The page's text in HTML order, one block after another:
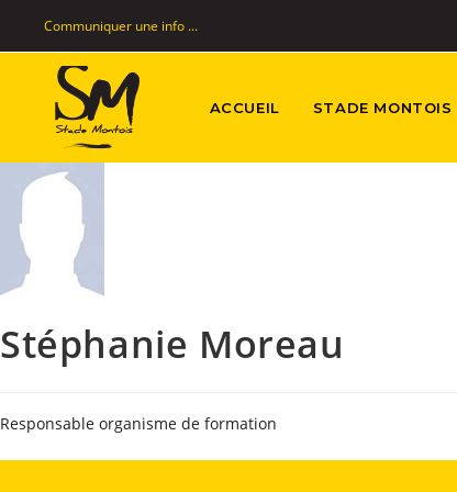
Communiquer une info ...
ACCUEIL STADE MONTOIS
Stéphanie Moreau
Responsable organisme de formation